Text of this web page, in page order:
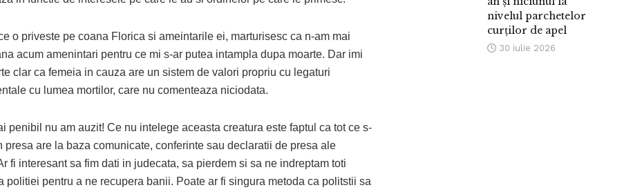
o priveste pe coana Florica si ameintarile ei, marturisesc ca n-am mai
acum amenintari pentru ce mi s-ar putea intampla dupa moarte. Dar imi
clar ca femeia in cauza are un sistem de valori propriu cu legaturi
cu lumea mortilor, care nu comenteaza niciodata.
penibil nu am auzit! Ce nu intelege aceasta creatura este faptul ca tot ce s-
presa are la baza comunicate, conferinte sau declaratii de presa ale
fi interesant sa fim dati in judecata, sa pierdem si sa ne indreptam toti
politiei pentru a ne recupera banii. Poate ar fi singura metoda ca politstii sa
nivelul parchetelor
curților de apel
30 iulie 2026